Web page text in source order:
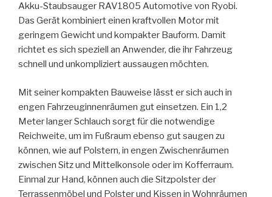
Akku-Staubsauger RAV1805 Automotive von Ryobi.
Das Gerät kombiniert einen kraftvollen Motor mit
geringem Gewicht und kompakter Bauform. Damit
richtet es sich speziell an Anwender, die ihr Fahrzeug
schnell und unkompliziert aussaugen möchten.
Mit seiner kompakten Bauweise lässt er sich auch in
engen Fahrzeuginnenräumen gut einsetzen. Ein 1,2
Meter langer Schlauch sorgt für die notwendige
Reichweite, um im Fußraum ebenso gut saugen zu
können, wie auf Polstern, in engen Zwischenräumen
zwischen Sitz und Mittelkonsole oder im Kofferraum.
Einmal zur Hand, können auch die Sitzpolster der
Terrassenmöbel und Polster und Kissen in Wohnräumen